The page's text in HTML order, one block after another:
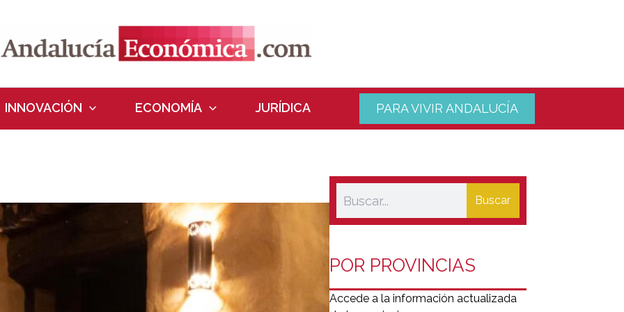
INNOVACIÓN ECONOMÍA JURÍDICA PARA VIVIR ANDALUCÍA
Buscar
POR PROVINCIAS
Accede a la información actualizada